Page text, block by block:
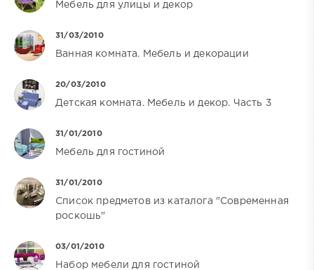
Мебель для улицы и декор
31/03/2010
Ванная комната. Мебель и декорации
20/03/2010
Детская комната. Мебель и декор. Часть 3
31/01/2010
Мебель для гостиной
31/01/2010
Список предметов из каталога "Современная
роскошь"
03/01/2010
Набор мебели для гостиной